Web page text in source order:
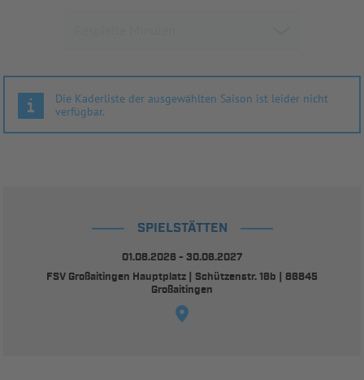
Die Kaderliste der ausgewählten Saison ist leider nicht
verfügbar.
SPIELSTÄTTEN
01.08.2026 - 30.06.2027
FSV Großaitingen Hauptplatz | Schützenstr. 16b | 86845
Großaitingen